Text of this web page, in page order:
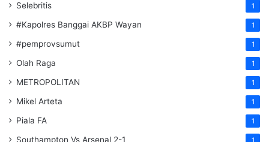
Selebritis 1
#Kapolres Banggai AKBP Wayan 1
#pemprovsumut 1
Olah Raga 1
METROPOLITAN 1
Mikel Arteta 1
Piala FA 1
Southampton Vs Arsenal 2-1 1